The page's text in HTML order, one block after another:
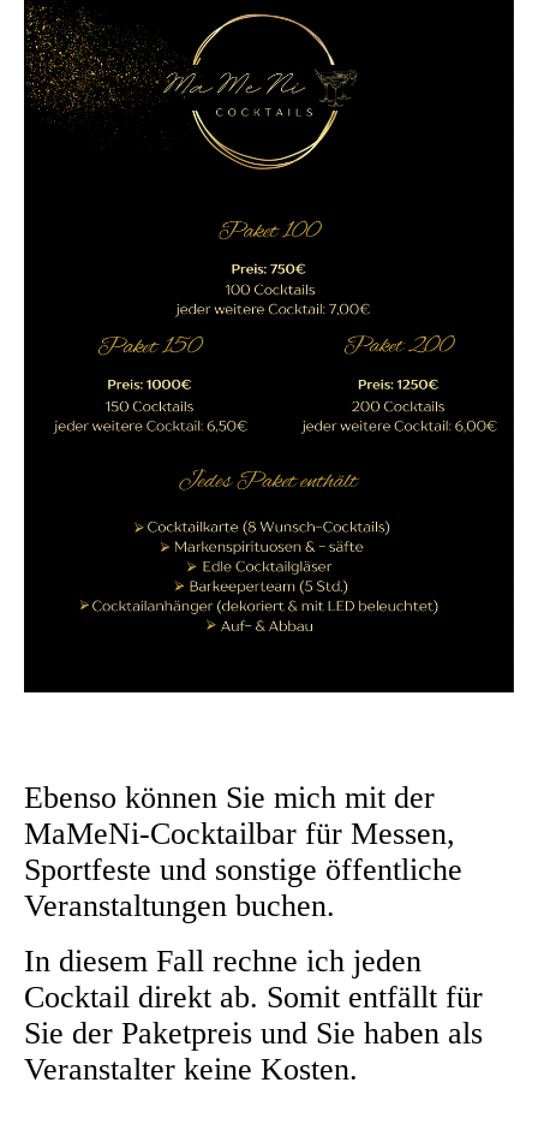
Ebenso können Sie mich mit der
MaMeNi-Cocktailbar für Messen,
Sportfeste und sonstige öffentliche
Veranstaltungen buchen.
In diesem Fall rechne ich jeden
Cocktail direkt ab. Somit entfällt für
Sie der Paketpreis und Sie haben als
Veranstalter keine Kosten.